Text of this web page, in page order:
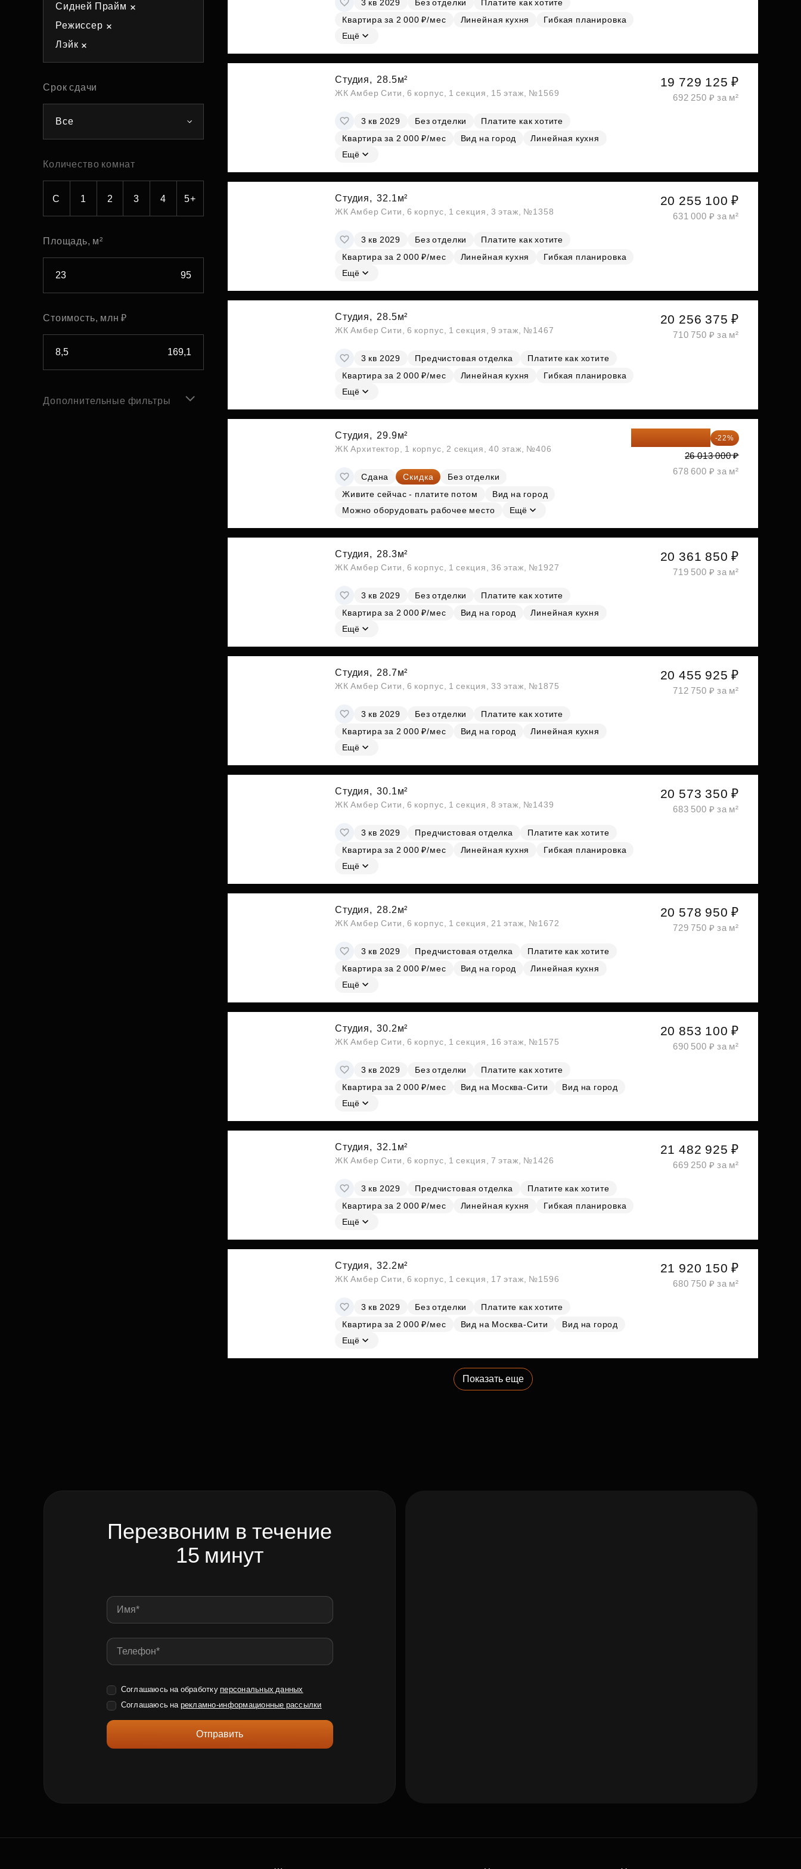
Субсидии
Сидней Прайм
Режиссер
Лэйк
Срок сдачи
Все
Количество комнат
С 1 2 3 4 5+
Площадь, м²
Стоимость, млн ₽
Дополнительные фильтры
3 кв 2029 Без отделки
Платите как хотите
Квартира за 2 000 ₽/мес
Линейная кухня
Гибкая планировка
Ещё
Студия, 28.5м²
ЖК Амбер Сити, 6 корпус, 1 секция, 15 этаж, №1569
3 кв 2029 Без отделки
Платите как хотите
Квартира за 2 000 ₽/мес
Вид на город
Линейная кухня
Ещё
19 729 125 ₽
692 250 ₽ за м²
Студия, 32.1м²
ЖК Амбер Сити, 6 корпус, 1 секция, 3 этаж, №1358
3 кв 2029 Без отделки
Платите как хотите
Квартира за 2 000 ₽/мес
Линейная кухня
Гибкая планировка
Ещё
20 255 100 ₽
631 000 ₽ за м²
Студия, 28.5м²
ЖК Амбер Сити, 6 корпус, 1 секция, 9 этаж, №1467
3 кв 2029 Предчистовая отделка
Платите как хотите
Квартира за 2 000 ₽/мес
Линейная кухня
Гибкая планировка
Ещё
20 256 375 ₽
710 750 ₽ за м²
Студия, 29.9м²
ЖК Архитектор, 1 корпус, 2 секция, 40 этаж, №406
Сдана Скидка
Без отделки
Живите сейчас - платите потом
Вид на город
Можно оборудовать рабочее место
Ещё
-22%
26 013 000 ₽
678 600 ₽ за м²
Студия, 28.3м²
ЖК Амбер Сити, 6 корпус, 1 секция, 36 этаж, №1927
3 кв 2029 Без отделки
Платите как хотите
Квартира за 2 000 ₽/мес
Вид на город
Линейная кухня
Ещё
20 361 850 ₽
719 500 ₽ за м²
Студия, 28.7м²
ЖК Амбер Сити, 6 корпус, 1 секция, 33 этаж, №1875
3 кв 2029 Без отделки
Платите как хотите
Квартира за 2 000 ₽/мес
Вид на город
Линейная кухня
Ещё
20 455 925 ₽
712 750 ₽ за м²
Студия, 30.1м²
ЖК Амбер Сити, 6 корпус, 1 секция, 8 этаж, №1439
3 кв 2029 Предчистовая отделка
Платите как хотите
Квартира за 2 000 ₽/мес
Линейная кухня
Гибкая планировка
Ещё
20 573 350 ₽
683 500 ₽ за м²
Студия, 28.2м²
ЖК Амбер Сити, 6 корпус, 1 секция, 21 этаж, №1672
3 кв 2029 Предчистовая отделка
Платите как хотите
Квартира за 2 000 ₽/мес
Вид на город
Линейная кухня
Ещё
20 578 950 ₽
729 750 ₽ за м²
Студия, 30.2м²
ЖК Амбер Сити, 6 корпус, 1 секция, 16 этаж, №1575
3 кв 2029 Без отделки
Платите как хотите
Квартира за 2 000 ₽/мес
Вид на Москва-Сити
Вид на город
Ещё
20 853 100 ₽
690 500 ₽ за м²
Студия, 32.1м²
ЖК Амбер Сити, 6 корпус, 1 секция, 7 этаж, №1426
3 кв 2029 Предчистовая отделка
Платите как хотите
Квартира за 2 000 ₽/мес
Линейная кухня
Гибкая планировка
Ещё
21 482 925 ₽
669 250 ₽ за м²
Студия, 32.2м²
ЖК Амбер Сити, 6 корпус, 1 секция, 17 этаж, №1596
3 кв 2029 Без отделки
Платите как хотите
Квартира за 2 000 ₽/мес
Вид на Москва-Сити
Вид на город
Ещё
21 920 150 ₽
680 750 ₽ за м²
Показать еще
Перезвоним в течение
15 минут
Соглашаюсь на обработку персональных данных
Соглашаюсь на рекламно-информационные рассылки
Отправить